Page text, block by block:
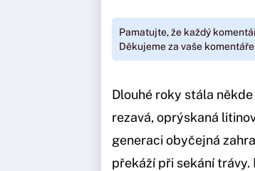
Pamatujte, že každý
Děkujeme za vaše
Dlouhé roky stála
rezavá, oprýskaná
generaci obyčejná
překáží při sekání